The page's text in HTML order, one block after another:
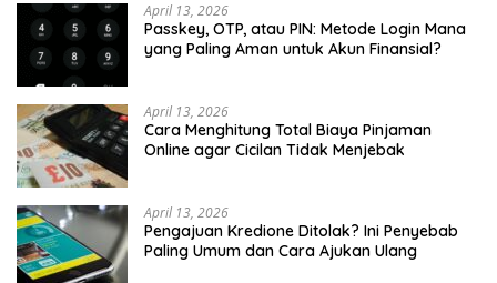
April 13, 2026
Passkey, OTP, atau PIN: Metode Login Mana
yang Paling Aman untuk Akun Finansial?
April 13, 2026
Cara Menghitung Total Biaya Pinjaman
Online agar Cicilan Tidak Menjebak
April 13, 2026
Pengajuan Kredione Ditolak? Ini Penyebab
Paling Umum dan Cara Ajukan Ulang